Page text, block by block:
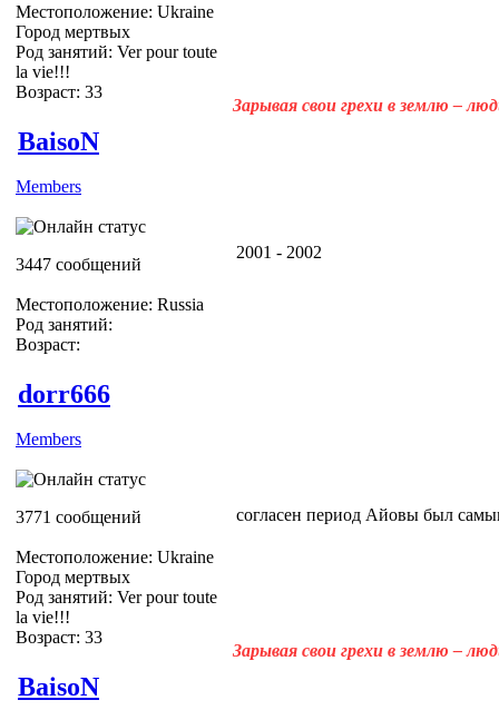
Местоположение: Ukraine
Город мертвых
Род занятий: Ver pour toute
la vie!!!
Возраст: 33
Зарывая свои грехи в землю –
BaisoN
Members
3447 сообщений
Местоположение: Russia
Род занятий:
Возраст:
2001 - 2002
dorr666
Members
3771 сообщений
Местоположение: Ukraine
Город мертвых
Род занятий: Ver pour toute
la vie!!!
Возраст: 33
согласен период Айовы был
Зарывая свои грехи в землю –
BaisoN